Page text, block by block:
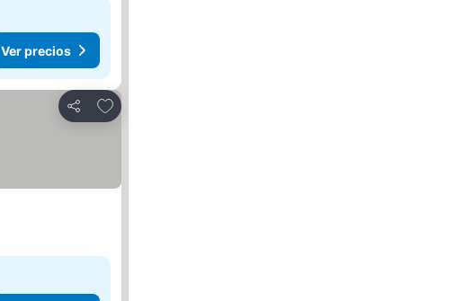
Ver precios
Compartir
Agregar a favoritos